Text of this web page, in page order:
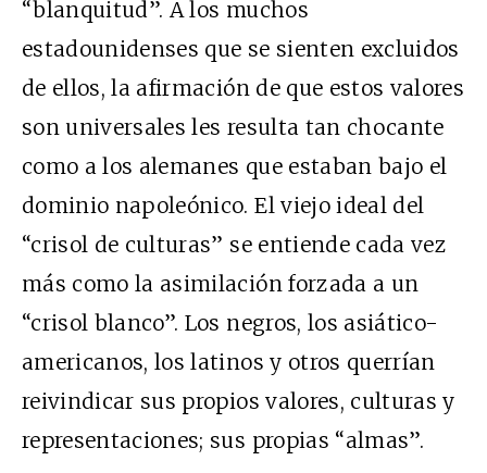
“blanquitud”. A los muchos
estadounidenses que se sienten excluidos
de ellos, la afirmación de que estos valores
son universales les resulta tan chocante
como a los alemanes que estaban bajo el
dominio napoleónico. El viejo ideal del
“crisol de culturas” se entiende cada vez
más como la asimilación forzada a un
“crisol blanco”. Los negros, los asiático-
americanos, los latinos y otros querrían
reivindicar sus propios valores, culturas y
representaciones; sus propias “almas”.